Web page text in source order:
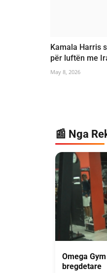
Kamala Harris
për luftën me
May 8, 2026
📰 Nga
Omega
bregdetare